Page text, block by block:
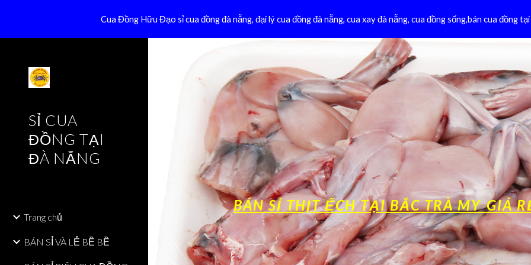
Skip to main content Skip to
Cua Đồng Hữu Đạo sỉ cua đồng đà nẵng, đại lý cua đồng đà nẵng, cua xay đà nẵng, cua đồng sống,bán cua đồng
SỈ CUA
ĐỒNG TẠI
ĐÀ NẴNG
Trang chủ
BÁN SỈ VÀ LẺ BỀ BỀ
BÁN SỈ THỊT ẾCH TẠIBẮC TRÀ MY GIÁ